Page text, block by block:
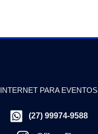
INTERNET PARA EVENTOS
(27) 99974-9588